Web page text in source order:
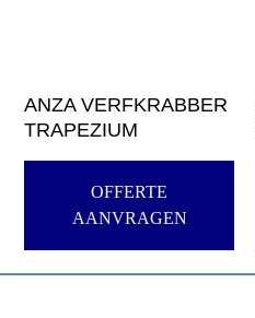
ANZA VERFKRABBER
TRAPEZIUM
OFFERTE
AANVRAGEN